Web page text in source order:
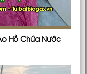
Hồ Chứa Nước